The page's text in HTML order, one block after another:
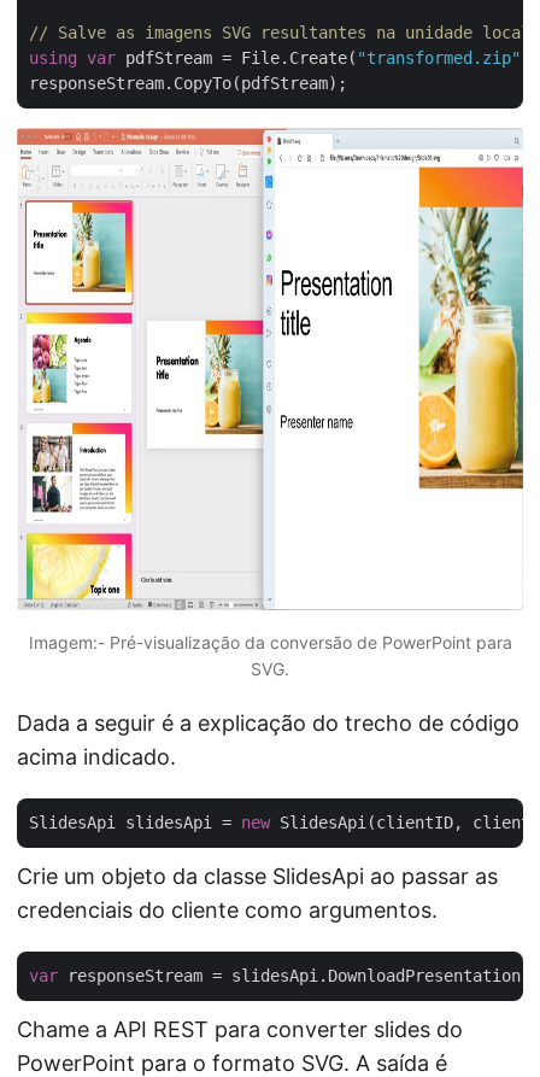
// Salve as imagens SVG resultantes na unidade local
using
var pdfStream = File.Create( "transformed.zip"
Imagem:- Pré-visualização da conversão de PowerPoint para
SVG.
Dada a seguir é a explicação do trecho de código
acima indicado.
SlidesApi slidesApi = new
Crie um objeto da classe SlidesApi ao passar as
credenciais do cliente como argumentos.
var responseStream =
Chame a API REST para converter slides do
PowerPoint para o formato SVG. A saída é